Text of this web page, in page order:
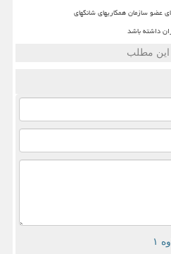
سازمان همکاریهای شانگهای
داشته باشد
این مطلب